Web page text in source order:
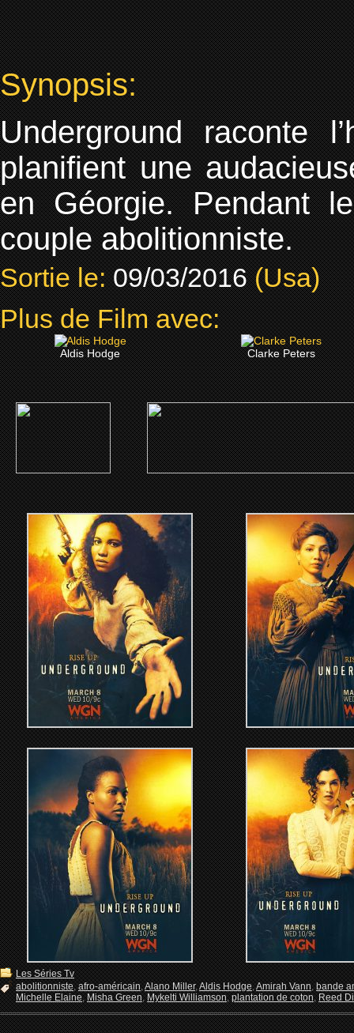
Synopsis:
Underground raconte
planifient une
en Géorgie. Pendant
couple abolitionniste.
Sortie le: 09/03/2016 (Usa)
Plus de Film avec:
Aldis Hodge Clarke Peters
Les Séries Tv
abolitionniste,afro-américain,Alano Miller,Aldis Hodge,Amirah Vann,bande
Michelle Elaine,Misha Green,Mykelti Williamson,plantation de coton,Reed